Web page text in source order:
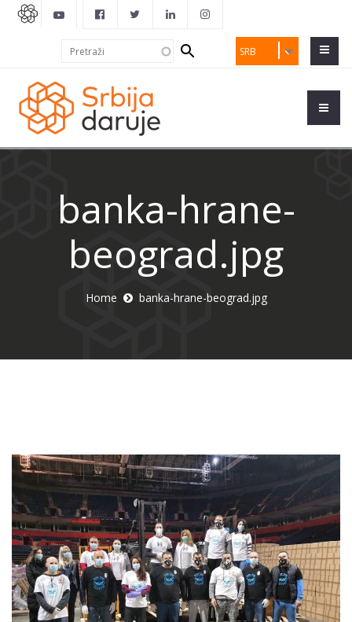
SRB
Search
form
banka-hrane-
beograd.jpg
Home banka-hrane-beograd.jpg